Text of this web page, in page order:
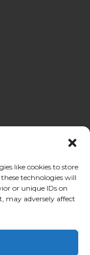
like cookies to store
technologies will
or unique IDs on
may adversely affect
w Polsce